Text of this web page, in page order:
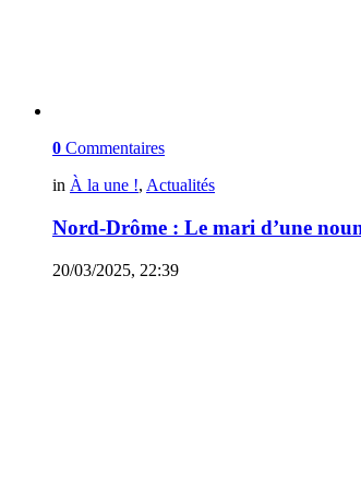
0 Commentaires
in À la une !, Actualités
Nord-Drôme : Le mari d’une
20/03/2025, 22:39